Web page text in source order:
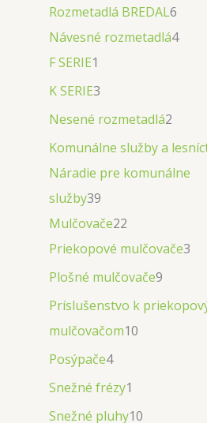
Rozmetadlá BREDAL6
Návesné rozmetadlá4
F SERIE1
K SERIE3
Nesené rozmetadlá2
Komunálne služby a
Náradie pre komunálne
služby39
Mulčovače22
Priekopové mulčovače3
Plošné mulčovače9
Príslušenstvo k
mulčovačom10
Posýpače4
Snežné frézy1
Snežné pluhy10